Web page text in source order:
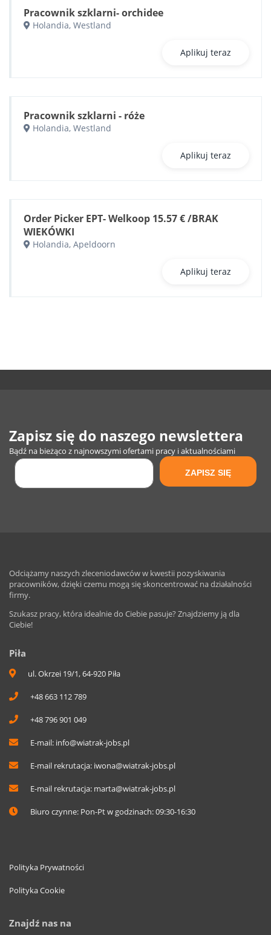
Pracownik szklarni- orchidee
Holandia, Westland
Aplikuj teraz
Pracownik szklarni - róże
Holandia, Westland
Aplikuj teraz
Order Picker EPT- Welkoop 15.57 € /BRAK
WIEKÓWKI
Holandia, Apeldoorn
Aplikuj teraz
Zapisz się do naszego newslettera
Bądź na bieżąco z najnowszymi ofertami pracy i aktualnościami
Odciążamy naszych zleceniodawców w kwestii pozyskiwania
pracowników, dzięki czemu mogą się skoncentrować na działalności
firmy.
Szukasz pracy, która idealnie do Ciebie pasuje? Znajdziemy ją dla
Ciebie!
Piła
ul. Okrzei 19/1, 64-920 Piła
+48 663 112 789
+48 796 901 049
E-mail: info@wiatrak-jobs.pl
E-mail rekrutacja: iwona@wiatrak-jobs.pl
E-mail rekrutacja: marta@wiatrak-jobs.pl
Biuro czynne: Pon-Pt w godzinach: 09:30-16:30
Polityka Prywatności
Polityka Cookie
Znajdź nas na